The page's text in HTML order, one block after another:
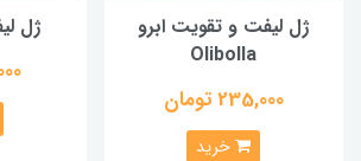
ژل لیفت و تقویت ابرو
Olibolla
235,000 تومان
خرید
ژل